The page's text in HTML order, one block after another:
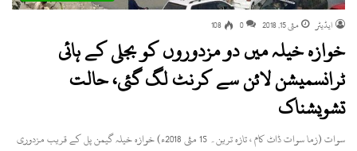
ایڈیٹر مئی 15, 2018 0
108
خوازہ خیلہ میں دو مزدوروں کو بجلی کے ہائی
ٹرانسمیشن لائن سے کرنٹ لگ گئی، حالت
تشویشناک
سوات (زما سوات ڈاٹ کام ، تازہ ترین۔ 15 مئی 2018ء) خوازہ خیلہ گیمن پل کے قریب مزدوری